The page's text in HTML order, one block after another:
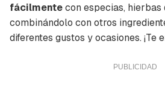
fácilmentecon especias, hierbas
combinándolo con otros
diferentes gustos y ocasiones. ¡Te